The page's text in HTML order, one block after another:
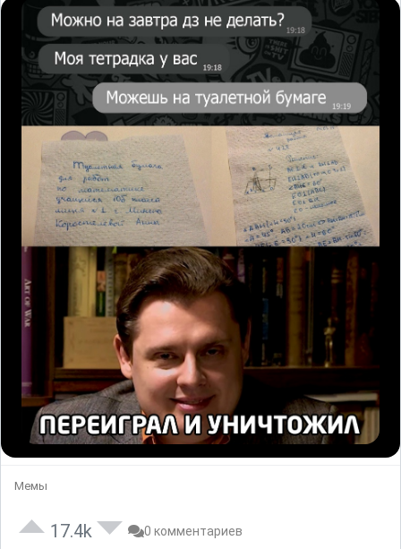
Мемы
17.4k 0 комментариев